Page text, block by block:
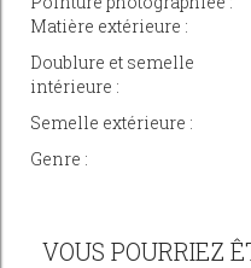
Matière extérieure :
Doublure et semelle
intérieure :
Semelle extérieure :
Genre :
VOUS POURRIEZ